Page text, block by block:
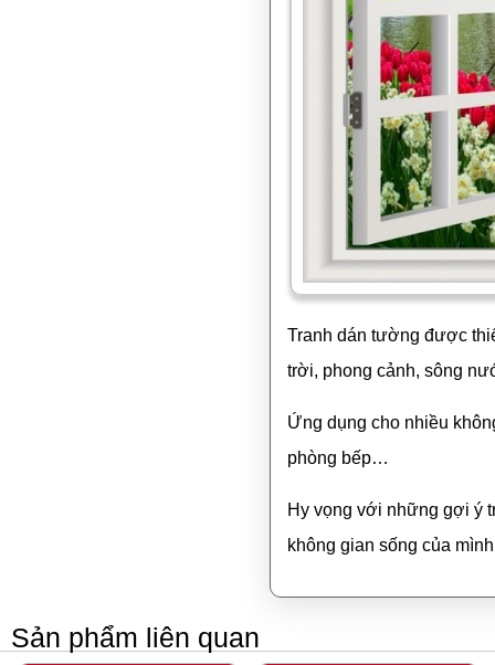
Tranh dán tường được
trời, phong cảnh, sông
Ứng dụng cho nhiều
phòng bếp…
Hy vọng với những gợi ý
không gian sống của
Sản phẩm liên quan